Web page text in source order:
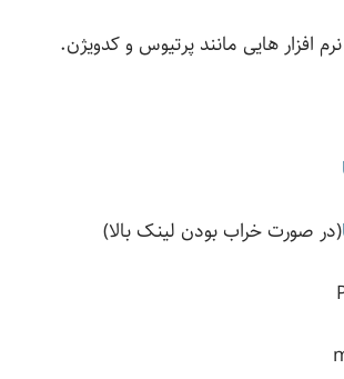
افزار هایی مانند پرتیوس و کدویژن.
(در صورت خراب بودن لینک بالا)